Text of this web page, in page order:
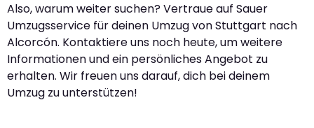
Also, warum weiter suchen? Vertraue auf Sauer
Umzugsservice für deinen Umzug von Stuttgart nach
Alcorcón. Kontaktiere uns noch heute, um weitere
Informationen und ein persönliches Angebot zu
erhalten. Wir freuen uns darauf, dich bei deinem
Umzug zu unterstützen!